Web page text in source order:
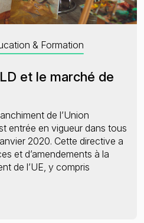
& Formation
et le marché de
de l’Union
entrée en vigueur dans tous
2020. Cette directive a
et d’amendements à la
de l’UE, y compris